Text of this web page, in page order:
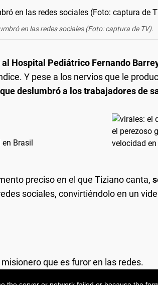
en las redes sociales (Foto: captura de TV).
Hospital Pediátrico Fernando
Y pese a los nervios que le
que deslumbró a los trabajadores de
Brasil
preciso en el que Tiziano canta,
sociales, convirtiéndolo en un
que es furor en las redes.